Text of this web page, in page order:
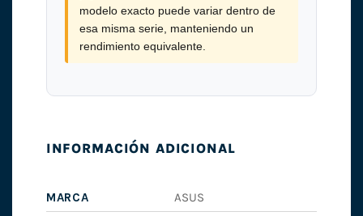
modelo exacto puede variar dentro de
esa misma serie, manteniendo un
rendimiento equivalente.
INFORMACIÓN ADICIONAL
MARCA ASUS